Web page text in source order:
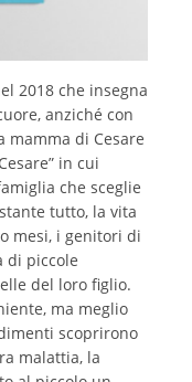
2018 che insegna
anziché con
mamma di Cesare
in cui
che sceglie
tutto, la vita
mesi, i genitori di
di piccole
del loro figlio.
ma meglio
scoprirono
malattia, la